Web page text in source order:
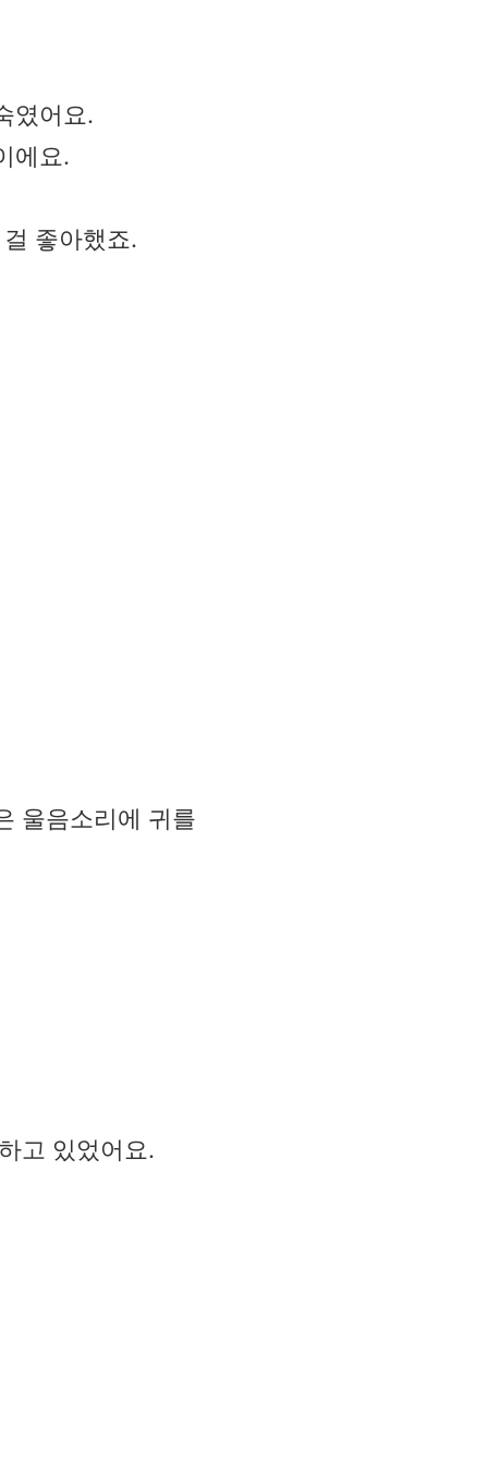
였어요.
에요.
좋아했죠.
울음소리에 귀를
고 있었어요.